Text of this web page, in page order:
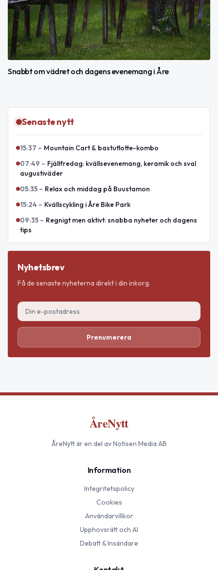
Snabbt om vädret och dagens evenemang i Åre
Senaste nytt
15:37 – Mountain Cart & bastuflotte-kombo
07:49 – Fjällfredag: kvällsevenemang, keramik och sval
augustiväder
05:35 – Relax och middag på Buustamon
15:24 – Kvällscykling i Åre Bike Park
09:35 – Regnigt men aktivt: snabba nyheter och dagens
tips
Nyhetsbrev
Få de senaste nyheterna direkt i din inkorg.
Prenumerera
ÅreNytt
ÅreNyttär en del av Notisen Media AB
Information
Integritetspolicy
Cookies
Användarvillkor
Upphovsrätt och AI
Debatt & Insändare